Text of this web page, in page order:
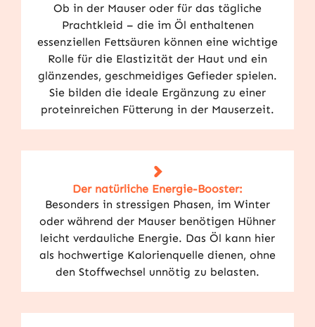
Ob in der Mauser oder für das tägliche
Prachtkleid – die im Öl enthaltenen
essenziellen Fettsäuren können eine wichtige
Rolle für die Elastizität der Haut und ein
glänzendes, geschmeidiges Gefieder spielen.
Sie bilden die ideale Ergänzung zu einer
proteinreichen Fütterung in der Mauserzeit.
Der natürliche Energie-Booster:
Besonders in stressigen Phasen, im Winter
oder während der Mauser benötigen Hühner
leicht verdauliche Energie. Das Öl kann hier
als hochwertige Kalorienquelle dienen, ohne
den Stoffwechsel unnötig zu belasten.